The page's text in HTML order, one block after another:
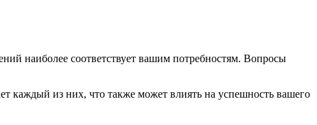
наиболее соответствует вашим потребностям. Вопросы
каждый из них, что также может влиять на успешность вашего